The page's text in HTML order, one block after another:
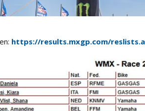
https://results.mxgp.com/